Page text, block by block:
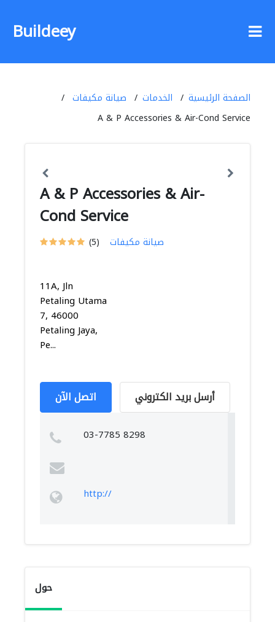
Buildeey
الصفحة الرئيسية الخدمات
صيانة مكيفات
A & P Accessories & Air-Cond Service
A & P Accessories & Air-
Cond Service
(5) صيانة مكيفات
11A, Jln
Petaling Utama
7, 46000
Petaling Jaya,
Pe...
اتصل الآن أرسل بريد الكتروني
03-7785 8298
http://
حول